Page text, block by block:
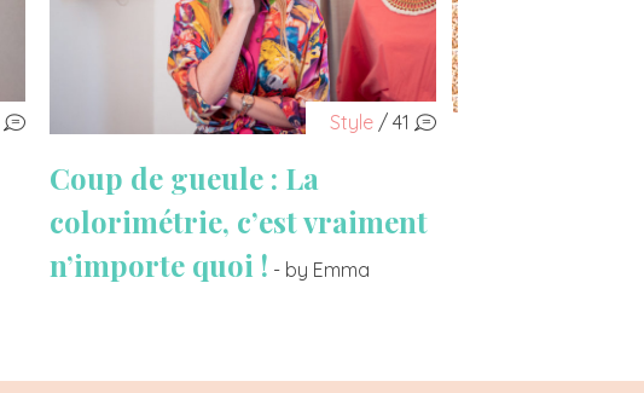
Style / 41
Coup de gueule : La
colorimétrie, c’est vraiment
n’importe quoi ! - by Emma